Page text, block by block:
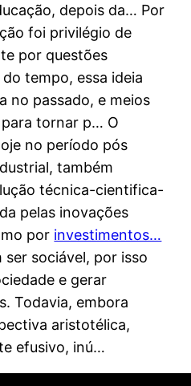
depois da… Por
foi privilégio de
por questões
tempo, essa ideia
no passado, e meios
tornar p… O
no período pós
também
técnica-cientifica-
pelas inovações
por investimentos…
ser sociável, por isso
e gerar
Todavia, embora
aristotélica,
efusivo, inú…